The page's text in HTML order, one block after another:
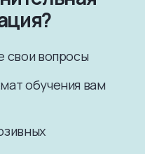
свои вопросы
обучения вам